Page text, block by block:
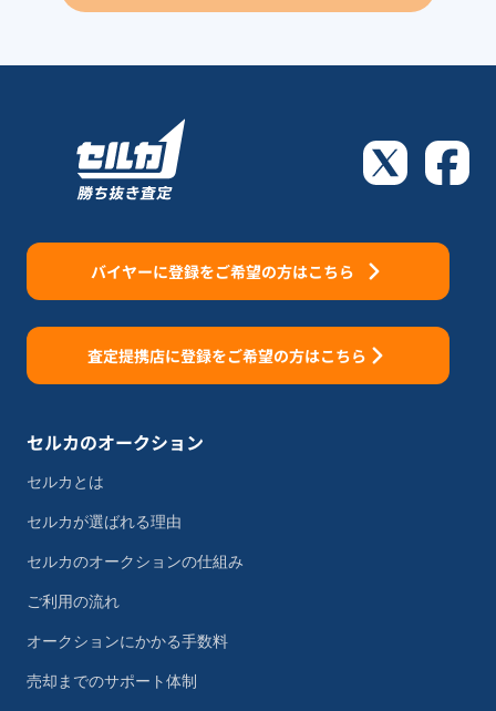
バイヤーに登録をご希望の方はこちら
査定提携店に登録をご希望の方はこちら
セルカのオークション
セルカとは
セルカが選ばれる理由
セルカのオークションの仕組み
ご利用の流れ
オークションにかかる手数料
売却までのサポート体制